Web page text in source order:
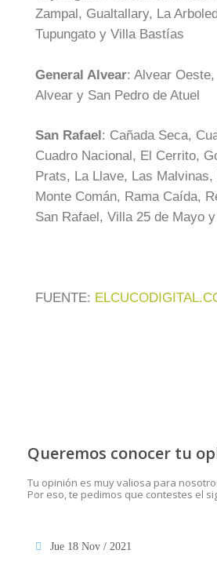
Zampal, Gualtallary, La
Tupungato y Villa Bastías
General Alvear: Alvear
Alvear y San Pedro de Atuel
San Rafael : Cañada Seca,
Cuadro Nacional, El Cerrito,
Prats, La Llave, Las Malvinas,
Monte Comán, Rama Caída,
San Rafael, Villa 25 de Mayo
FUENTE:
Queremos conocer tu
Tu opinión es muy valiosa para
Por eso, te pedimos que contestes el
Jue 18 Nov / 2021